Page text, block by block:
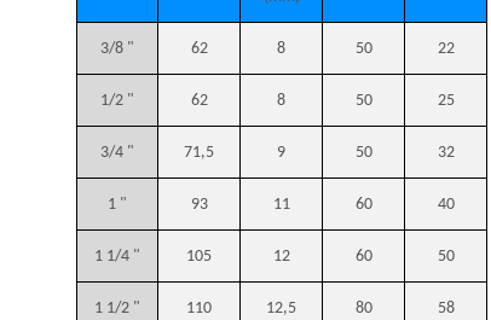
3/8 " 62 8 50 22
1/2 " 62 8 50 25
3/4 " 71,5 9 50 32
1 " 93 11 60 40
1 1/4 " 105 12 60 50
1 1/2 " 110 12,5 80 58